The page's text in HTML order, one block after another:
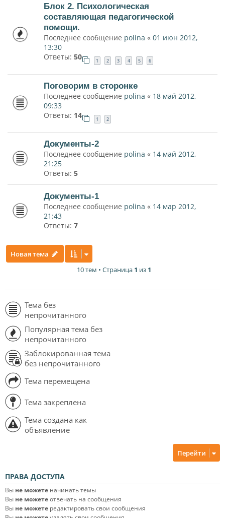
Блок 2. Психологическая
составляющая педагогической
помощи.
Последнее сообщение polina « 01 июн 2012,
13:30
Ответы: 50 1 2 3 4 5 6
Поговорим в сторонке
Последнее сообщение polina « 18 май 2012,
09:33
Ответы: 14 1 2
Документы-2
Последнее сообщение polina « 14 май 2012,
21:25
Ответы: 5
Документы-1
Последнее сообщение polina « 14 мар 2012,
21:43
Ответы: 7
Новая тема
10 тем • Страница 1 из 1
Тема без
непрочитанного
Популярная тема без
непрочитанного
Заблокированная тема
без непрочитанного
Тема перемещена
Тема закреплена
Тема создана как
объявление
Перейти
ПРАВА ДОСТУПА
Вы не можете начинать темы
Вы не можетеотвечать на сообщения
Вы не можете редактировать свои сообщения